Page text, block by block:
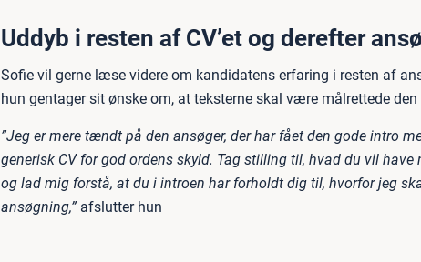
Uddyb i resten af CV’et og derefter
Sofie vil gerne læse videre om kandidatens erfaring i resten af
hun gentager sit ønske om, at teksterne skal være målrettede
”Jeg er mere tændt på den ansøger, der har fået den gode intro
generisk CV for god ordens skyld. Tag stilling til, hvad du vil have
og lad mig forstå, at du i introen har forholdt dig til, hvorfor jeg
ansøgning,” afslutter hun